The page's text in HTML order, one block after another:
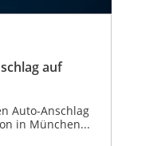
auf
Auto-Anschlag
in München...